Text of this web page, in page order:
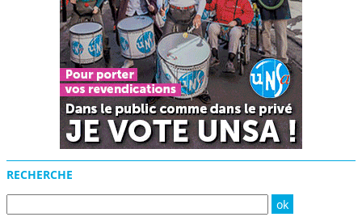
RECHERCHE